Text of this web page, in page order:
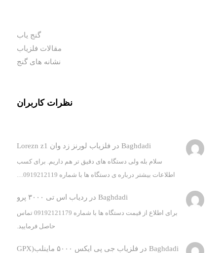
گنج یاب
مقالات فلزیاب
نشانه های گنج
نظرات کاربران
Baghdadi در فلزیاب لورنز زد وان Lorezn z1
سلام بله ولی دستگاه های دقیق تر هم داریم. برای کسب
اطلاعات بیشتر درباره ی دستگاه ها با شماره 0919212119…
Baghdadi درردیاب اس تی ۳۰۰۰ پرو
برای اطلاع از قیمت دستگاه ها با شماره 09192121179 تماس
حاصل فرمایید.
Baghdadi در
فلزیاب جی پی ایکس ۵۰۰۰ ماینلب(GPX